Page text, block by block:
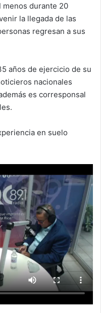
menos durante 20
la llegada de las
regresan a sus
años de ejercicio de su
nacionales
es corresponsal
en suelo